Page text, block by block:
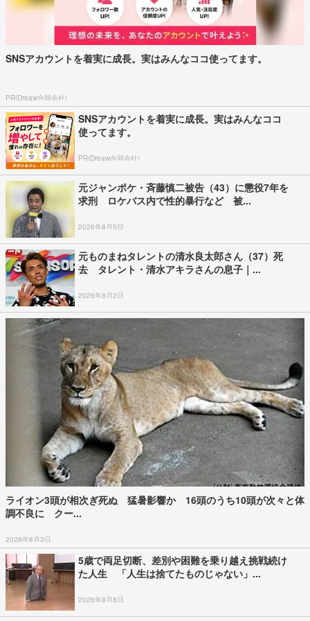
SNSアカウントを着実に成長。実はみんなココ使ってます。
PR(Dreaw合同会社)
SNSアカウントを着実に成長。実はみんなココ
使ってます。
PR(Dreaw合同会社)
元ジャンポケ・斉藤慎二被告（43）に懲役7年を
求刑 ロケバス内で性的暴行など 被...
2026年8月5日
元ものまねタレントの清水良太郎さん（37）死
去 タレント・清水アキラさんの息子｜...
2026年8月2日
ライオン3頭が相次ぎ死ぬ 猛暑影響か 16頭のうち10頭が次々と体
調不良に クー...
2026年8月3日
5歳で両足切断、差別や困難を乗り越え挑戦続け
た人生 「人生は捨てたものじゃない」...
2026年8月8日